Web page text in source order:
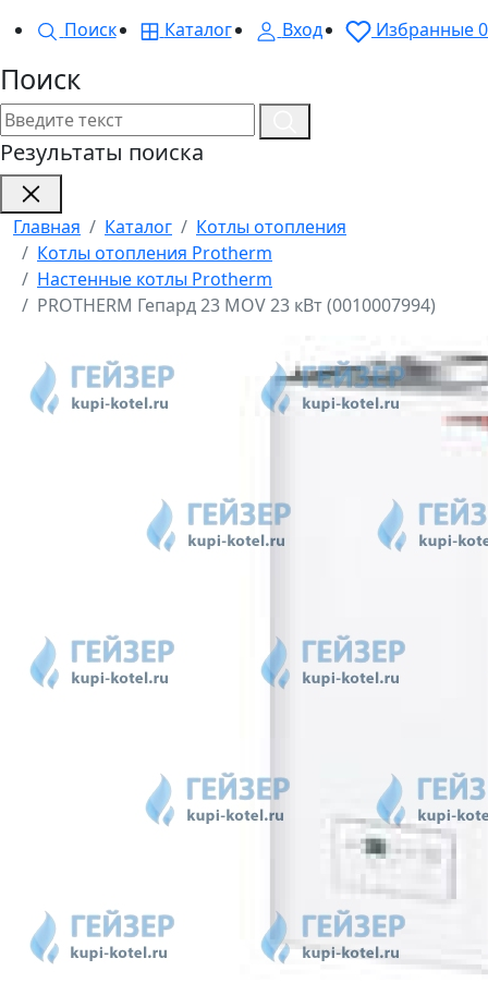
Поиск
Каталог Вход Избранные0
Поиск
Результаты поиска
Главная Каталог
Котлы отопления
Котлы отопления Protherm
Настенные котлы Protherm
PROTHERM Гепард 23 MOV 23 кВт (0010007994)